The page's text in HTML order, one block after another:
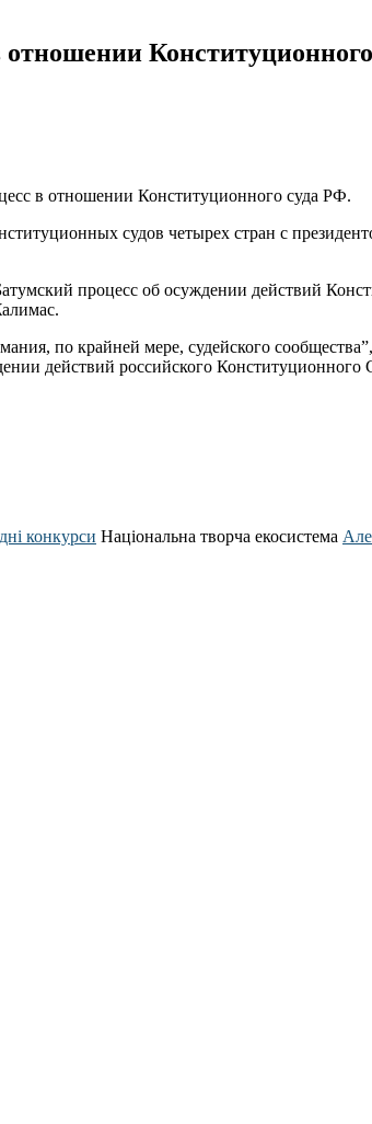
в отношении Конституционного суда РФ.
судов четырех стран с
процесс об осуждении действий
по крайней мере, судейского
действий российского Конституционного
конкурси Національна творча екосистема